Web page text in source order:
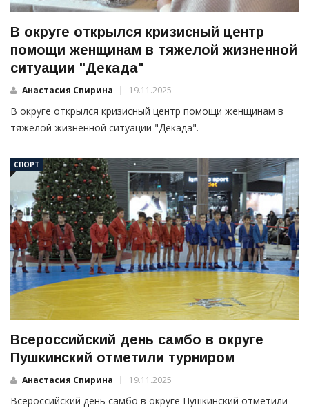
В округе открылся кризисный центр
помощи женщинам в тяжелой жизненной
ситуации "Декада"
Анастасия Спирина 19.11.2025
В округе открылся кризисный центр помощи женщинам в
тяжелой жизненной ситуации "Декада".
СПОРТ
Всероссийский день самбо в округе
Пушкинский отметили турниром
Анастасия Спирина 19.11.2025
Всероссийский день самбо в округе Пушкинский отметили